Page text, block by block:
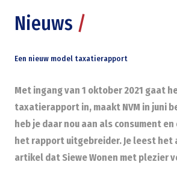
Nieuws /
Een nieuw model taxatierapport
Met ingang van 1 oktober 2021 gaat
taxatierapport in, maakt NVM in juni
heb je daar nou aan als consument
het rapport uitgebreider. Je leest het
artikel dat Siewe Wonen met plezier